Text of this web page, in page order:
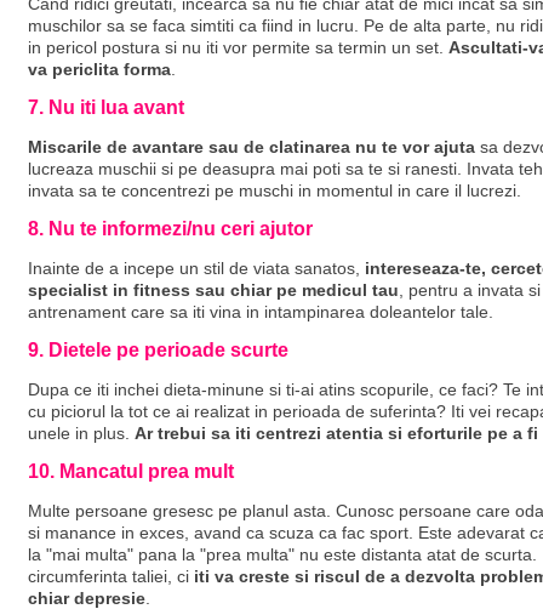
muschilor sa se faca simtiti ca fiind in lucru. Pe de alta parte, nu
in pericol postura si nu iti vor permite sa termin un set. Ascultati-
va periclita forma
7. Nu iti lua avant
Miscarile de avantare sau de clatinarea nu te vor ajuta sa
lucreaza muschii si pe deasupra mai poti sa te si ranesti. Invata
invata sa te concentrezi pe muschi in momentul in care il lucrezi.
8. Nu te informezi/nu ceri ajutor
Inainte de a incepe un stil de viata sanatos, intereseaza-te,
specialist in fitness sau chiar pe medicul tau , pentru a invata
antrenament care sa iti vina in intampinarea doleantelor tale.
9. Dietele pe perioade scurte
Dupa ce iti inchei dieta-minune si ti-ai atins scopurile, ce faci? Te
cu piciorul la tot ce ai realizat in perioada de suferinta? Iti vei
unele in plus. Ar trebui sa iti centrezi atentia si eforturile pe a
10. Mancatul prea mult
Multe persoane gresesc pe planul asta. Cunosc persoane care
si manance in exces, avand ca scuza ca fac sport. Este adevarat
la "mai multa" pana la "prea multa" nu este distanta atat de
circumferinta taliei, ci iti va creste si riscul de a dezvolta
chiar depresie